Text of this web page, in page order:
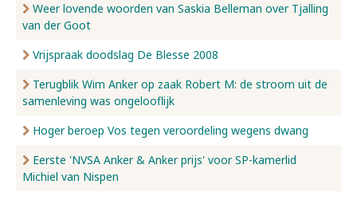
Weer lovende woorden van Saskia Belleman over Tjalling
van der Goot
Vrijspraak doodslag De Blesse 2008
Terugblik Wim Anker op zaak Robert M: de stroom uit de
samenleving was ongelooflijk
Hoger beroep Vos tegen veroordeling wegens dwang
Eerste 'NVSA Anker & Anker prijs' voor SP-kamerlid
Michiel van Nispen